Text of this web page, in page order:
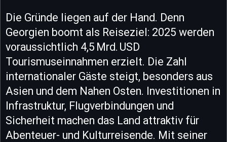
Die Gründe liegen auf der Hand. Denn
Georgien boomt als Reiseziel: 2025 werden
voraussichtlich 4,5 Mrd. USD
Tourismuseinnahmen erzielt. Die Zahl
internationaler Gäste steigt, besonders aus
Asien und dem Nahen Osten. Investitionen in
Infrastruktur, Flugverbindungen und
Sicherheit machen das Land attraktiv für
Abenteuer- und Kulturreisende. Mit seiner